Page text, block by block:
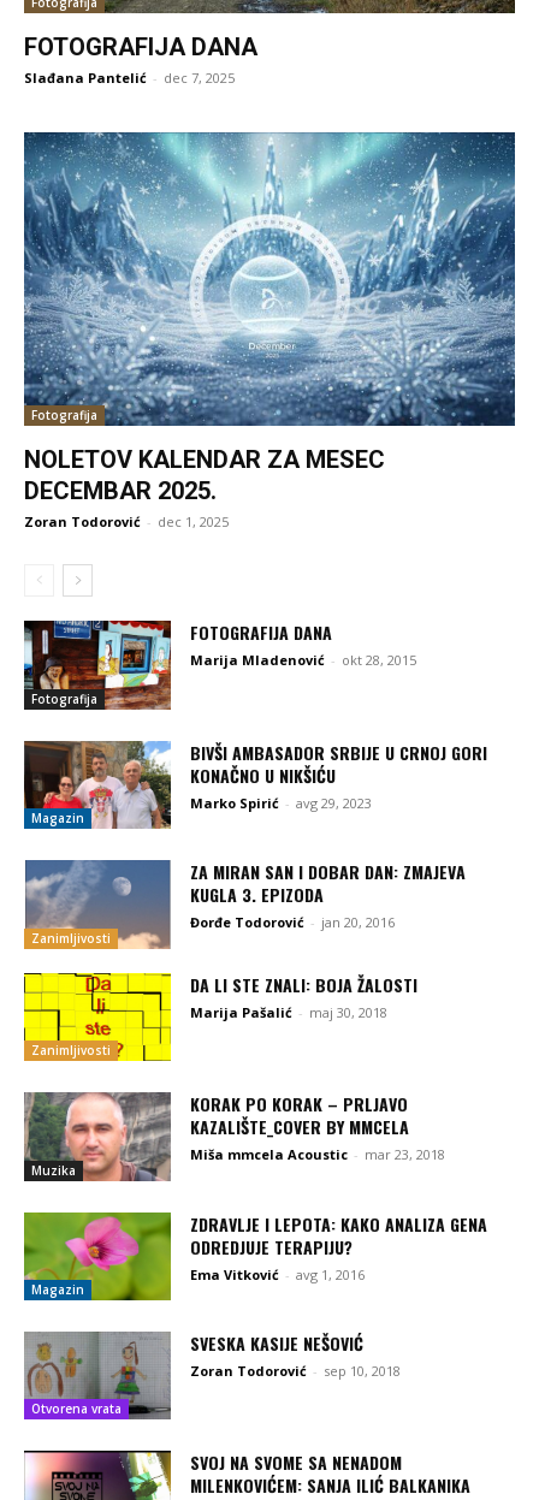
FOTOGRAFIJA DANA
Slađana Pantelić - dec 7, 2025
Fotografija
NOLETOV KALENDAR ZA MESEC
DECEMBAR 2025.
Zoran Todorović - dec 1, 2025
Fotografija
FOTOGRAFIJA DANA
Marija Mladenović - okt 28, 2015
Magazin
BIVŠI AMBASADOR SRBIJE U CRNOJ GORI
KONAČNO U NIKŠIĆU
Marko Spirić - avg 29, 2023
Zanimljivosti
ZA MIRAN SAN I DOBAR DAN: ZMAJEVA
KUGLA 3. EPIZODA
Đorđe Todorović - jan 20, 2016
Zanimljivosti
DA LI STE ZNALI: BOJA ŽALOSTI
Marija Pašalić - maj 30, 2018
Muzika
KORAK PO KORAK – PRLJAVO
KAZALIŠTE_COVER BY MMCELA
Miša mmcela Acoustic - mar 23, 2018
Magazin
ZDRAVLJE I LEPOTA: KAKO ANALIZA GENA
ODREDJUJE TERAPIJU?
Ema Vitković - avg 1, 2016
Otvorena vrata
SVESKA KASIJE NEŠOVIĆ
Zoran Todorović - sep 10, 2018
SVOJ NA SVOME SA NENADOM
MILENKOVIĆEM: SANJA ILIĆ BALKANIKA